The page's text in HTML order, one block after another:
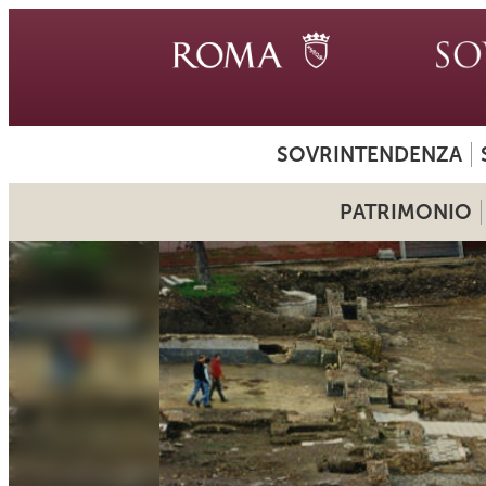
SOVRINTENDENZA
PATRIMONIO